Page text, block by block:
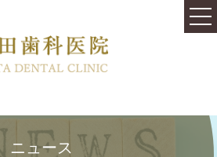
ニュース